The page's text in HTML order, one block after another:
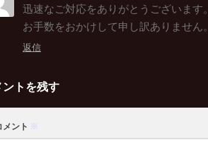
迅速なご対応をありがとうございます。
お手数をおかけして申し訳ありません。
返信
ントを残す
メント ※